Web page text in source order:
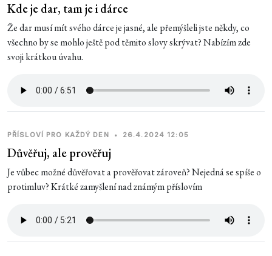
Kde je dar, tam je i dárce
Že dar musí mít svého dárce je jasné, ale přemýšleli jste někdy, co
všechno by se mohlo ještě pod těmito slovy skrývat? Nabízím zde
svoji krátkou úvahu.
PŘÍSLOVÍ PRO KAŽDÝ DEN • 26.4.2024 12:05
Důvěřuj, ale prověřuj
Je vůbec možné důvěřovat a prověřovat zároveň? Nejedná se spíše o
protimluv? Krátké zamyšlení nad známým příslovím